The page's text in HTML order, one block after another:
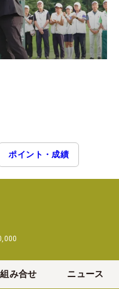
ポイント・成績
組み合せ ニュース